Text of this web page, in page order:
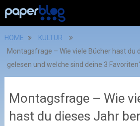
HOME
KULTUR
Montagsfrage – Wie viele Bücher hast du
gelesen und welche sind deine 3
Montagsfrage – Wie
hast du dieses Jahr